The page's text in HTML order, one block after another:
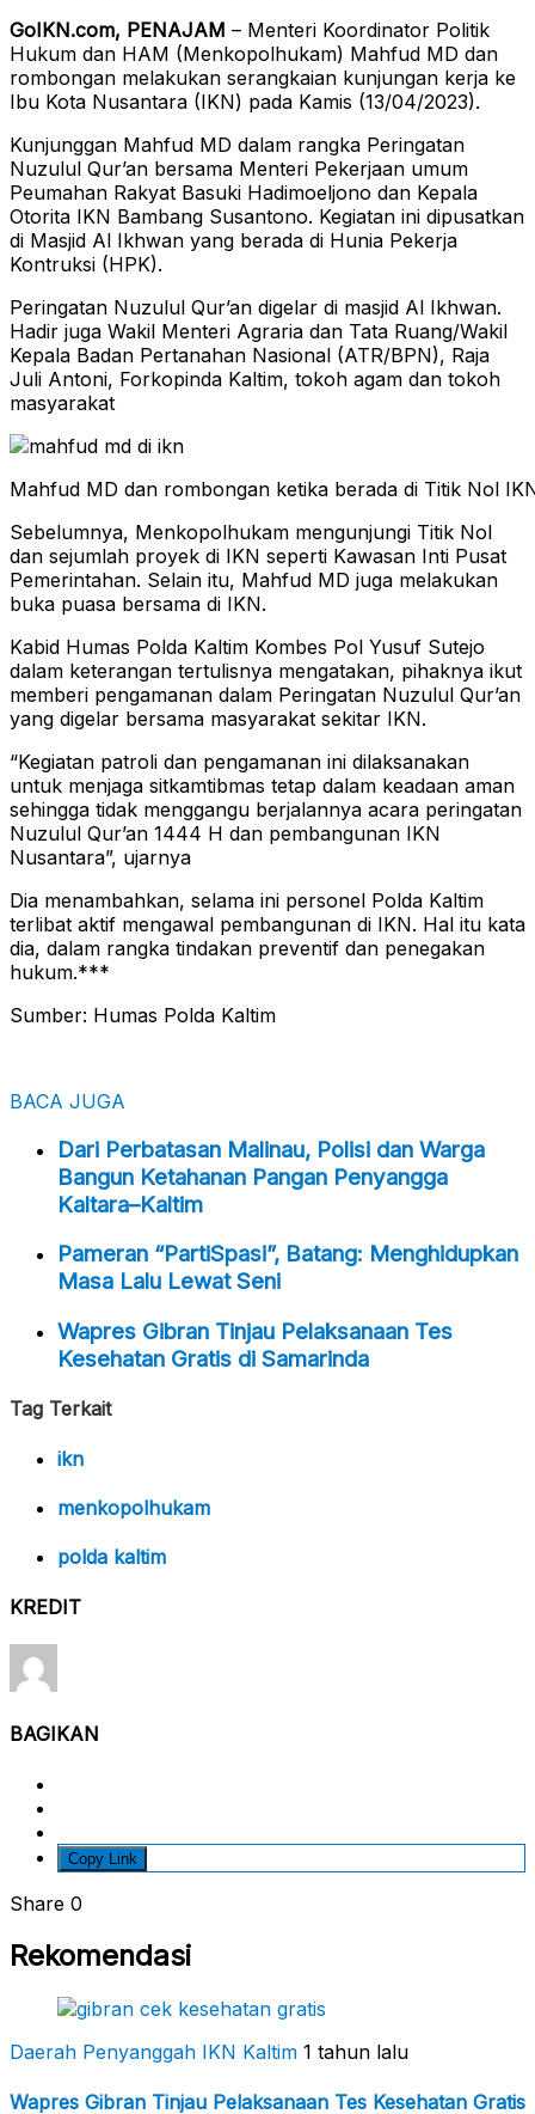
GoIKN.com, PENAJAM – Menteri Koordinator Politik
Hukum dan HAM (Menkopolhukam) Mahfud MD dan
rombongan melakukan serangkaian kunjungan kerja ke
Ibu Kota Nusantara (IKN) pada Kamis (13/04/2023).
Kunjunggan Mahfud MD dalam rangka Peringatan
Nuzulul Qur’an bersama Menteri Pekerjaan umum
Peumahan Rakyat Basuki Hadimoeljono dan Kepala
Otorita IKN Bambang Susantono. Kegiatan ini dipusatkan
di Masjid Al Ikhwan yang berada di Hunia Pekerja
Kontruksi (HPK).
Peringatan Nuzulul Qur’an digelar di masjid Al Ikhwan.
Hadir juga Wakil Menteri Agraria dan Tata Ruang/Wakil
Kepala Badan Pertanahan Nasional (ATR/BPN), Raja
Juli Antoni, Forkopinda Kaltim, tokoh agam dan tokoh
masyarakat
Mahfud MD dan rombongan ketika berada di Titik Nol
Sebelumnya, Menkopolhukam mengunjungi Titik Nol
dan sejumlah proyek di IKN seperti Kawasan Inti Pusat
Pemerintahan. Selain itu, Mahfud MD juga melakukan
buka puasa bersama di IKN.
Kabid Humas Polda Kaltim Kombes Pol Yusuf Sutejo
dalam keterangan tertulisnya mengatakan, pihaknya ikut
memberi pengamanan dalam Peringatan Nuzulul Qur’an
yang digelar bersama masyarakat sekitar IKN.
“Kegiatan patroli dan pengamanan ini dilaksanakan
untuk menjaga sitkamtibmas tetap dalam keadaan aman
sehingga tidak menggangu berjalannya acara peringatan
Nuzulul Qur’an 1444 H dan pembangunan IKN
Nusantara”, ujarnya
Dia menambahkan, selama ini personel Polda Kaltim
terlibat aktif mengawal pembangunan di IKN. Hal itu kata
dia, dalam rangka tindakan preventif dan penegakan
hukum.***
Sumber: Humas Polda Kaltim
BACA JUGA
Dari Perbatasan Malinau, Polisi dan Warga
Bangun Ketahanan Pangan Penyangga
Kaltara–Kaltim
Pameran “PartiSpasi”, Batang: Menghidupkan
Masa Lalu Lewat Seni
Wapres Gibran Tinjau Pelaksanaan Tes
Kesehatan Gratis di Samarinda
Tag Terkait
ikn
menkopolhukam
polda kaltim
KREDIT
BAGIKAN
Copy Link
Share 0
Rekomendasi
Daerah Penyanggah IKN Kaltim 1 tahun lalu
Wapres Gibran Tinjau Pelaksanaan Tes Kesehatan Gratis